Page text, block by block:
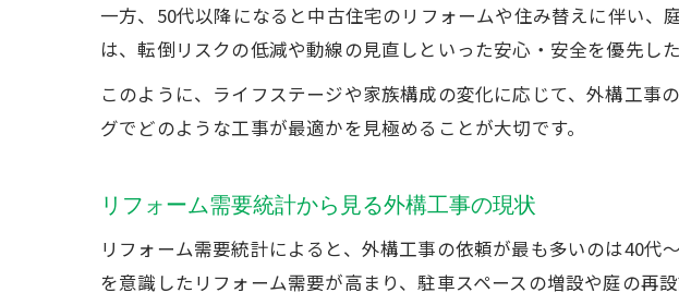
ライフスタイ
家族の安心を
外構工事がも
外構工事で変わる
外構工事が支
家族構成ごと
一方、50代以降になると中古住宅のリフォームや住み替えに伴い
は、転倒リスクの低減や動線の見直しといった安心・安全を優先した
このように、ライフステージや家族構成の変化に応じて、外構工事
グでどのような工事が最適かを見極めることが大切です。
リフォーム需要統計から見る外構工事の現状
リフォーム需要統計によると、外構工事の依頼が最も多いのは40
を意識したリフォーム需要が高まり、駐車スペースの増設や庭の再